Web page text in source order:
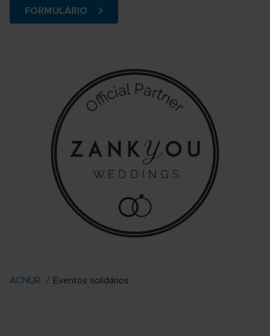
FORMULÁRIO
ACNUR Eventos solidários